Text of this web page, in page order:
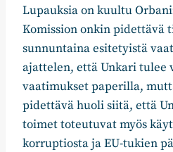
Lupauksia on kuultu
Komission onkin pidettävä
sunnuntaina esitetyistä
ajattelen, että Unkari tulee
vaatimukset paperilla,
pidettävä huoli siitä, että
toimet toteutuvat myös
korruptiosta ja EU-tukien